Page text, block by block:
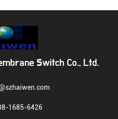
Switch Co., Ltd.
1685-6426